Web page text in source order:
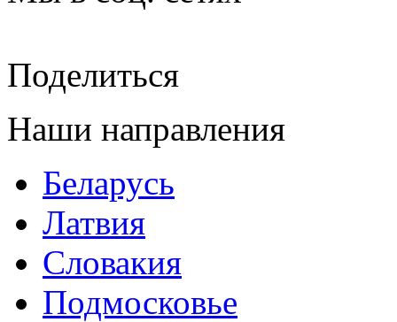
Поделиться
Наши направления
Беларусь
Латвия
Словакия
Подмосковье